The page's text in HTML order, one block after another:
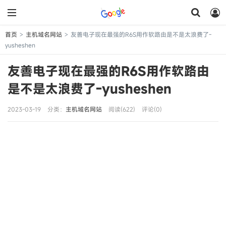
首页 > 主机域名网站 > 友善电子现在最强的R6S用作软路由是不是太浪费了-
yusheshen
友善电子现在最强的R6S用作软路由
是不是太浪费了-yusheshen
2023-03-19 分类： 主机域名网站 阅读(622) 评论(0)